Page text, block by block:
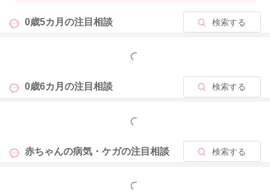
0歳5カ月の注目相談 検索する
もっと見る
0歳6カ月の注目相談 検索する
もっと見る
赤ちゃんの病気・ケガの注目相談 検索する
もっと見る